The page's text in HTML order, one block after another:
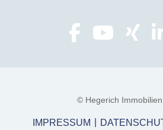
© Hegerich
IMPRESSUM